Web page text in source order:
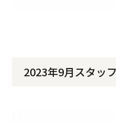
2023年9月スタッ